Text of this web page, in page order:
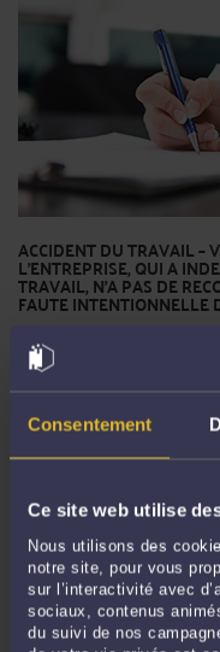
Consentement
Ce site web utilise
Nous utilisons des
notre site, pour vous
sur l’interactivité avec
sociaux, contenus
du suivi de nos
ACCIDENT DU TRAVAIL –
L'ENTREPRISE, QUI A
TRAVAIL, N'A PAS DE
FAUTE INTENTIONNELLE
Par deux décisions rendues à
septembre 2024, la 2ème
de rappeler que sauf si la
étranger à l'entreprise, qui a